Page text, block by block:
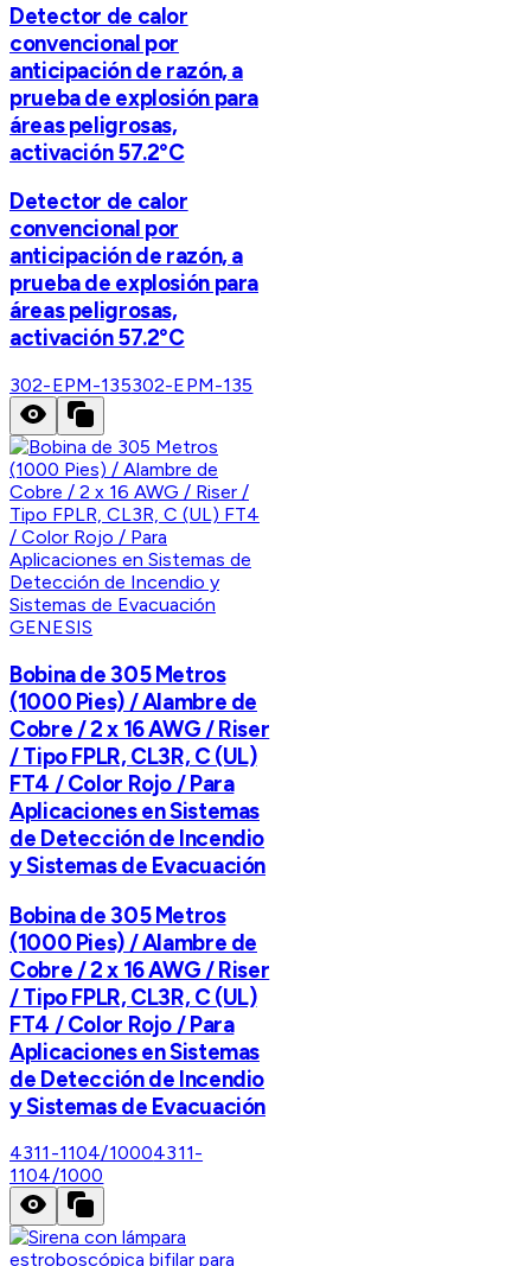
Detector de calor
convencional por
anticipación de razón, a
prueba de explosión para
áreas peligrosas,
activación 57.2°C
Detector de calor
convencional por
anticipación de razón, a
prueba de explosión para
áreas peligrosas,
activación 57.2°C
302-EPM-135302-EPM-135
GENESIS
Bobina de 305 Metros
(1000 Pies) / Alambre de
Cobre / 2 x 16 AWG / Riser
/ Tipo FPLR, CL3R, C (UL)
FT4 / Color Rojo / Para
Aplicaciones en Sistemas
de Detección de Incendio
y Sistemas de Evacuación
Bobina de 305 Metros
(1000 Pies) / Alambre de
Cobre / 2 x 16 AWG / Riser
/ Tipo FPLR, CL3R, C (UL)
FT4 / Color Rojo / Para
Aplicaciones en Sistemas
de Detección de Incendio
y Sistemas de Evacuación
4311-1104/10004311-
1104/1000